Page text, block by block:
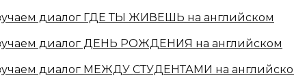
диалог ГДЕ ТЫ ЖИВЕШЬ на английском
диалог ДЕНЬ РОЖДЕНИЯ на английском
диалог МЕЖДУ СТУДЕНТАМИ на